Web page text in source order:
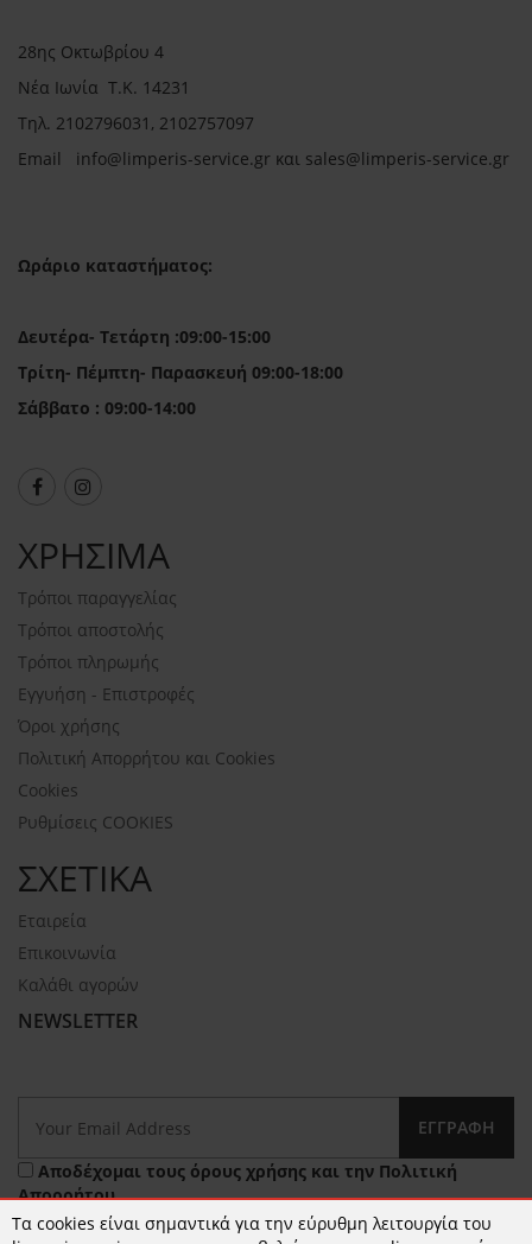
28ης Οκτωβρίου 4
Νέα Ιωνία Τ.Κ. 14231
Τηλ. 2102796031, 2102757097
Email info@limperis-service.gr και sales@limperis-service.gr
Ωράριο καταστήματος:
Δευτέρα- Τετάρτη :09:00-15:00
Τρίτη- Πέμπτη- Παρασκευή 09:00-18:00
Σάββατο : 09:00-14:00
ΧΡΗΣΙΜΑ
Τρόποι παραγγελίας
Τρόποι αποστολής
Τρόποι πληρωμής
Εγγυήση - Επιστροφές
Όροι χρήσης
Πολιτική Απορρήτου και Cookies
Cookies
Ρυθμίσεις COOKIES
ΣΧΕΤΙΚΑ
Εταιρεία
Επικοινωνία
Καλάθι αγορών
NEWSLETTER
ΕΓΓΡΑΦΉ
Αποδέχομαι τους όρους χρήσης και την Πολιτική
Απορρήτου
Τα cookies είναι σημαντικά για την εύρυθμη λειτουργία του